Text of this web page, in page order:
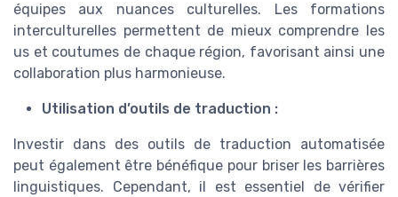
équipes aux nuances culturelles. Les formations
interculturelles permettent de mieux comprendre les
us et coutumes de chaque région, favorisant ainsi une
collaboration plus harmonieuse.
Utilisation d’outils de traduction :
Investir dans des outils de traduction automatisée
peut également être bénéfique pour briser les barrières
linguistiques. Cependant, il est essentiel de vérifier